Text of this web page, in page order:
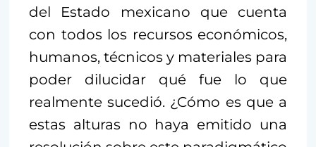
del Estado mexicano que cuenta
con todos los recursos económicos,
humanos, técnicos y materiales para
poder dilucidar qué fue lo que
realmente sucedió. ¿Cómo es que a
estas alturas no haya emitido una